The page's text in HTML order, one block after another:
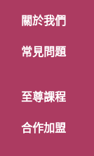
關於我們
常見問題
至尊課程
合作加盟